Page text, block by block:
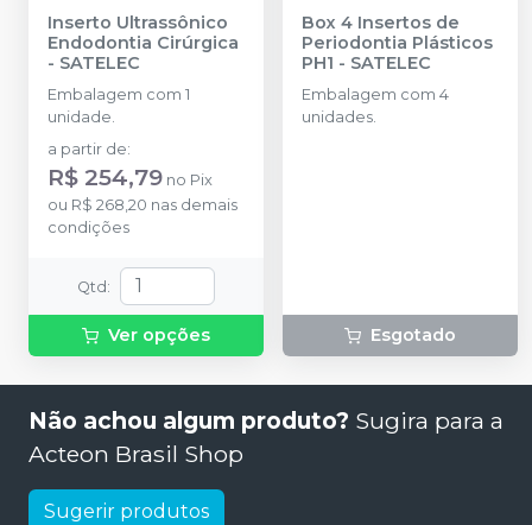
Inserto Ultrassônico
Endodontia Cirúrgica
- SATELEC
Embalagem com 1
unidade.
a partir de:
R$ 254,79 no Pix
ou R$ 268,20 nas demais
condições
Qtd:
Ver opções
Box 4 Insertos de
Periodontia Plásticos
PH1 - SATELEC
Embalagem com 4
unidades.
Esgotado
Não achou algum produto? Sugira para a
Acteon Brasil Shop
Sugerir produtos